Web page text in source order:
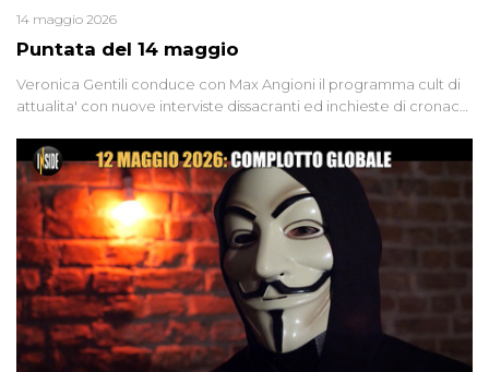
Puntata del 14 maggio
14 maggio 2026
Veronica Gentili conduce con Max Angioni il programma cult di
attualita' con nuove interviste dissacranti ed inchieste di cronaca